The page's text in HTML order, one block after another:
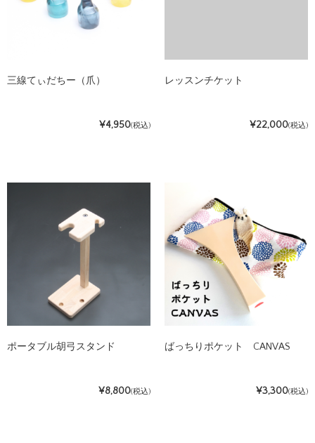
三線てぃだちー（爪）
¥4,950(税込)
レッスンチケット
¥22,000(税込)
ポータブル胡弓スタンド
¥8,800(税込)
ばっちりポケット CANVAS
¥3,300(税込)